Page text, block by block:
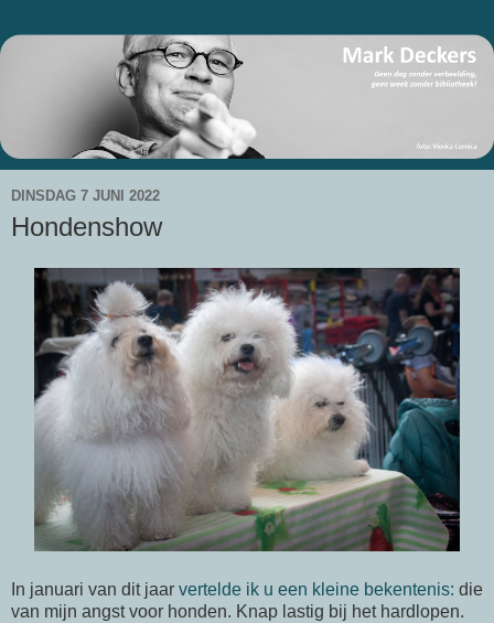
DINSDAG 7 JUNI 2022
Hondenshow
In januari van dit jaar vertelde ik u een kleine bekentenis: die
van mijn angst voor honden. Knap lastig bij het hardlopen.